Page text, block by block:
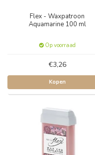
Flex - Waxpatroon
Aquamarine 100 ml
Op voorraad
€3,26
Kopen